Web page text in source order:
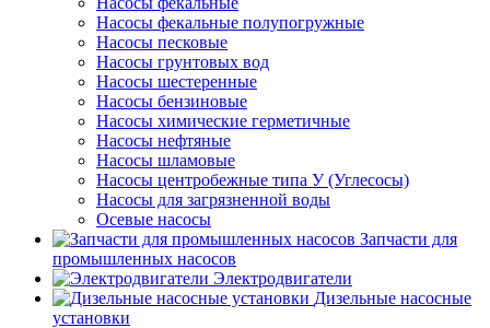
Насосы фекальные полупогружные
Насосы песковые
Насосы грунтовых вод
Насосы шестеренные
Насосы бензиновые
Насосы химические герметичные
Насосы нефтяные
Насосы шламовые
Насосы центробежные типа У (Углесосы)
Насосы для загрязненной воды
Осевые насосы
Запчасти для
промышленных насосов
Электродвигатели
Дизельные насосные
установки